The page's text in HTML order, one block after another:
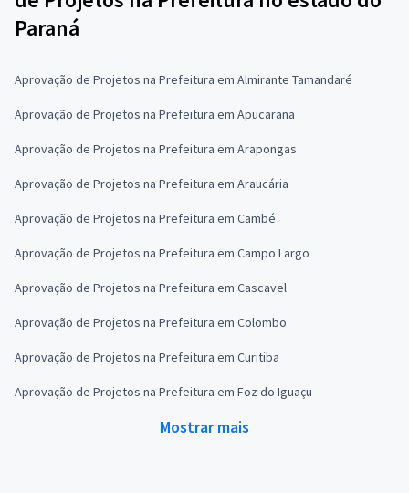
Paraná
Aprovação de Projetos na Prefeitura em Almirante Tamandaré
Aprovação de Projetos na Prefeitura em Apucarana
Aprovação de Projetos na Prefeitura em Arapongas
Aprovação de Projetos na Prefeitura em Araucária
Aprovação de Projetos na Prefeitura em Cambé
Aprovação de Projetos na Prefeitura em Campo Largo
Aprovação de Projetos na Prefeitura em Cascavel
Aprovação de Projetos na Prefeitura em Colombo
Aprovação de Projetos na Prefeitura em Curitiba
Aprovação de Projetos na Prefeitura em Foz do Iguaçu
Mostrar mais